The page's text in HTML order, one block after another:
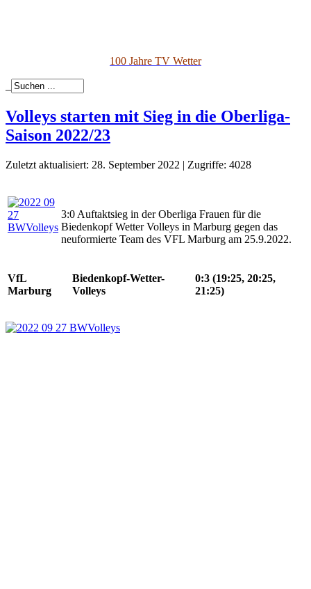
100 Jahre TV Wetter
Volleys starten mit Sieg in die Oberliga-
Saison 2022/23
Zuletzt aktualisiert: 28. September 2022 | Zugriffe: 4028
3:0 Auftaktsieg in der Oberliga Frauen für die
Biedenkopf Wetter Volleys in Marburg gegen das
neuformierte Team des VFL Marburg am 25.9.2022.
VfL
Marburg
Biedenkopf-Wetter-
Volleys
0:3 (19:25, 20:25,
21:25)